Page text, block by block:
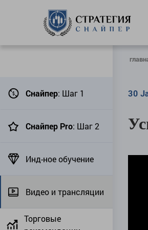
Снайпер: Шаг 1
Снайпер Pro: Шаг 2
Инд-ное обучение
Видео и трансляции
Торговые
30